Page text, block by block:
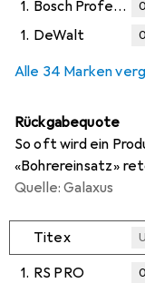
1. Bosch Professional Zubehör 0
1. DeWalt 0
Alle 34 Marken
Rückgabequote
So oft wird ein
«Bohrereinsatz»
Quelle: Galaxus
Titex
1. RS PRO 0